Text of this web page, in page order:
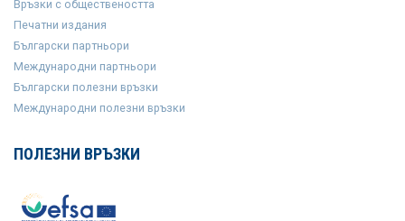
Връзки с обществеността
Печатни издания
Български партньори
Международни партньори
Български полезни връзки
Международни полезни връзки
ПОЛЕЗНИ ВРЪЗКИ